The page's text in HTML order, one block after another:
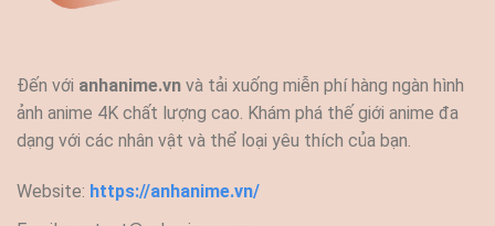
Đến với anhanime.vn và tải xuống miễn phí hàng ngàn hình
ảnh anime 4K chất lượng cao. Khám phá thế giới anime đa
dạng với các nhân vật và thể loại yêu thích của bạn.
Website: https://anhanime.vn/